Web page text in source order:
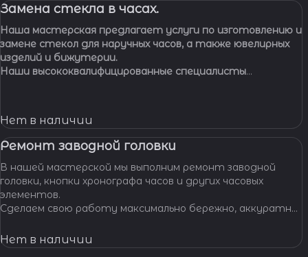
Замена стекла в часах.
Наша мастерская предлагает услуги по изготовлению и
замене стекол для наручных часов, а также ювелирных
изделий и бижутерии.
Наши высококвалифицированные специалисты
Нет в наличии
Ремонт заводной головки
В нашей мастерской мы выполним ремонт заводной
головки, кнопки хронографа часов и других часовых
элементов.
Сделаем свою работу максимально бережно, аккуратно
часов.
Нет в наличии